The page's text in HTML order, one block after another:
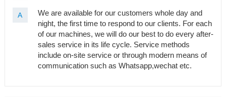
A
We are available for our customers whole day and
night, the first time to respond to our clients. For each
of our machines, we will do our best to do every after-
sales service in its life cycle. Service methods
include on-site service or through modern means of
communication such as Whatsapp,wechat etc.